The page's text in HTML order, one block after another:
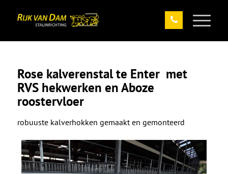
Rose kalverenstal te Enter met
RVS hekwerken en Aboze
roostervloer
robuuste kalverhokken gemaakt en gemonteerd